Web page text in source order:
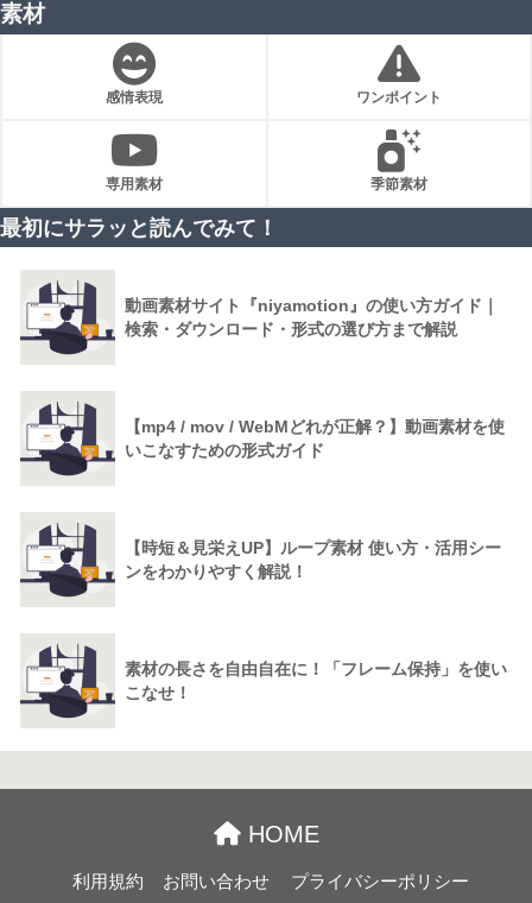
素材
感情表現 ワンポイント
専用素材 季節素材
最初にサラッと読んでみて！
動画素材サイト『niyamotion』の使い方ガイド｜
検索・ダウンロード・形式の選び方まで解説
【mp4 / mov / WebMどれが正解？】動画素材を使
いこなすための形式ガイド
【時短＆見栄えUP】ループ素材 使い方・活用シー
ンをわかりやすく解説！
素材の長さを自由自在に！「フレーム保持」を使い
こなせ！
HOME
利用規約 お問い合わせ プライバシーポリシー